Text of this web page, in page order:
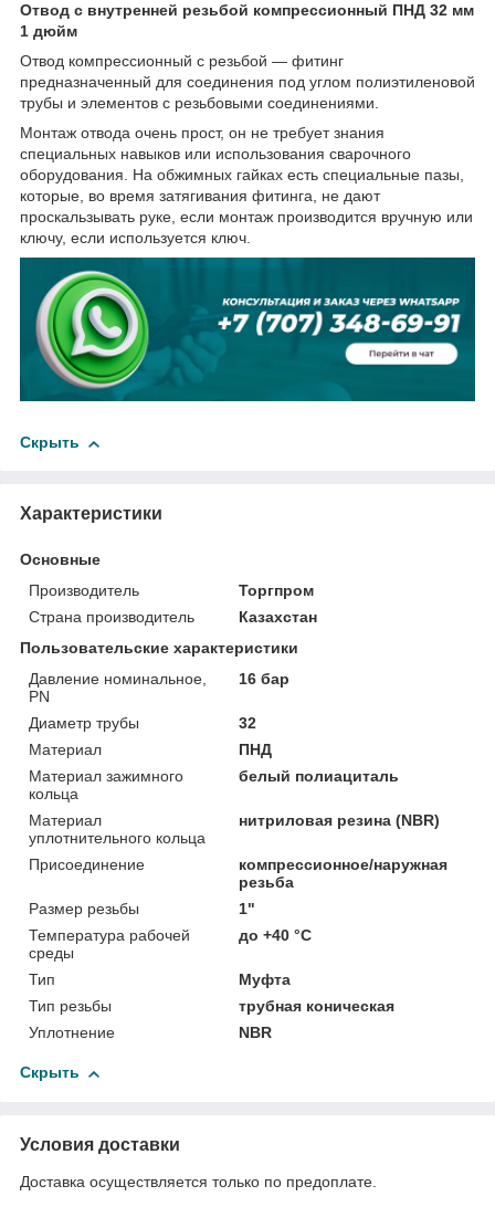
Отвод с внутренней резьбой компрессионный ПНД 32 мм
1 дюйм
Отвод компрессионный с резьбой — фитинг
предназначенный для соединения под углом полиэтиленовой
трубы и элементов с резьбовыми соединениями.
Монтаж отвода очень прост, он не требует знания
специальных навыков или использования сварочного
оборудования. На обжимных гайках есть специальные пазы,
которые, во время затягивания фитинга, не дают
проскальзывать руке, если монтаж производится вручную или
ключу, если используется ключ.
Скрыть
Характеристики
Основные
Производитель
Торгпром
Страна производитель
Казахстан
Пользовательские характеристики
Давление номинальное,
PN
16 бар
Диаметр трубы
32
Материал
ПНД
Материал зажимного
кольца
белый полиациталь
Материал
уплотнительного кольца
нитриловая резина (NBR)
Присоединение
компрессионное/наружная
резьба
Размер резьбы
1"
Температура рабочей
среды
до +40 °C
Тип
Муфта
Тип резьбы
трубная коническая
Уплотнение
NBR
Скрыть
Условия доставки
Доставка осуществляется только по предоплате.